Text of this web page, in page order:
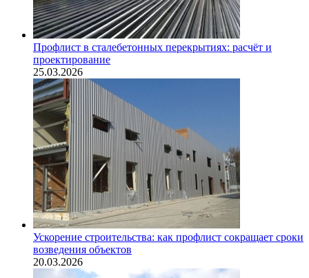
Профлист в сталебетонных перекрытиях: расчёт и
проектирование
25.03.2026
Ускорение строительства: как профлист сокращает сроки
возведения объектов
20.03.2026